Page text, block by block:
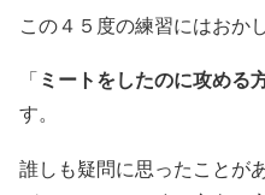
この４５度の練習にはおか
「 ミートをしたのに攻める
す。
誰しも疑問に思ったことが